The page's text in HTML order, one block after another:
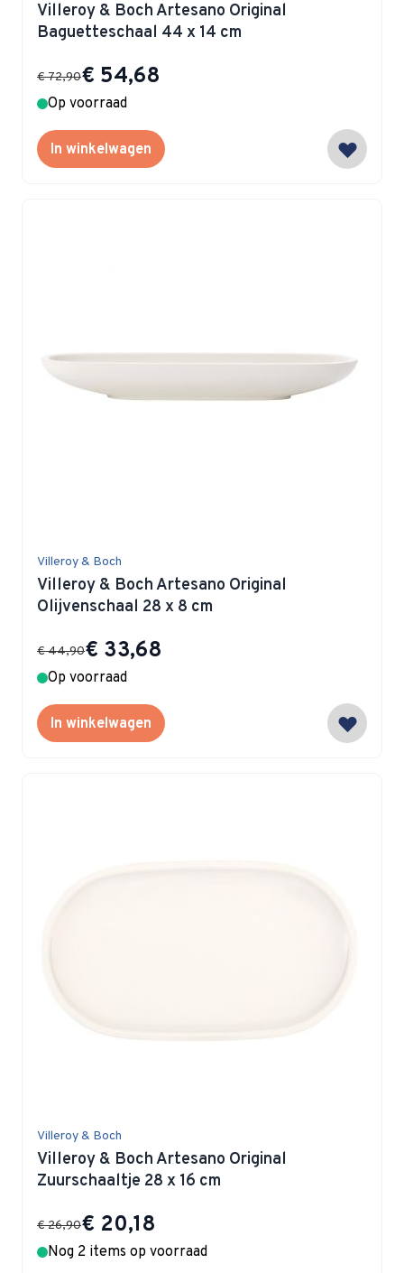
Villeroy & Boch Artesano Original
Baguetteschaal 44 x 14 cm
Special Price
€ 54,68
€ 72,90
Op voorraad
In winkelwagen
Villeroy & Boch
Villeroy & Boch Artesano Original
Olijvenschaal 28 x 8 cm
Special Price
€ 33,68
€ 44,90
Op voorraad
In winkelwagen
Villeroy & Boch
Villeroy & Boch Artesano Original
Zuurschaaltje 28 x 16 cm
Special Price
€ 20,18
€ 26,90
Nog 2 items op voorraad